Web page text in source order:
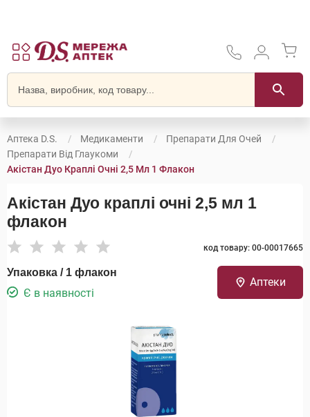
Аптека D.S. Медикаменти
Препарати Для Очей
Препарати Від Глаукоми
Акістан Дуо Краплі Очні 2,5 Мл 1 Флакон
Акістан Дуо краплі очні 2,5 мл 1
флакон
код товару: 00-00017665
Упаковка / 1 флакон
Є в наявності
Аптеки